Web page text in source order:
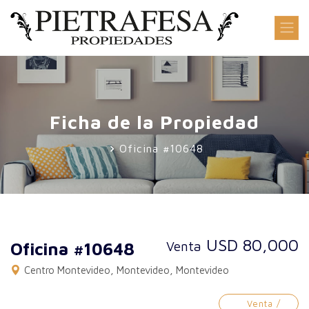
Ficha de la Propiedad
Oficina #10648
Oficina #10648 Venta USD 80,000
Centro Montevideo, Montevideo, Montevideo
Venta /